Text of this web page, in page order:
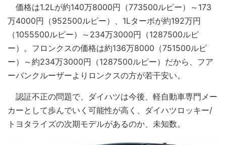
価格は1.2Lが約140万8000円（773500ルピー）～173
万4000円（952500ルピー）、1Lターボが約192万円
（1055500ルピー）～234万3000円（1287500ルピ
ー）。フロンクスの価格は約136万8000（751500ルピ
ー）～約234万3000円（1287500ルピー）だから、フア
ーバンクルーザーよりロンクスの方が若干安い。
認証不正の問題で、ダイハツは今後、軽自動車専門メー
カーとして歩んでいく可能性が高く、ダイハツロッキー/
トヨタライズの次期モデルがあるのか、未知数。